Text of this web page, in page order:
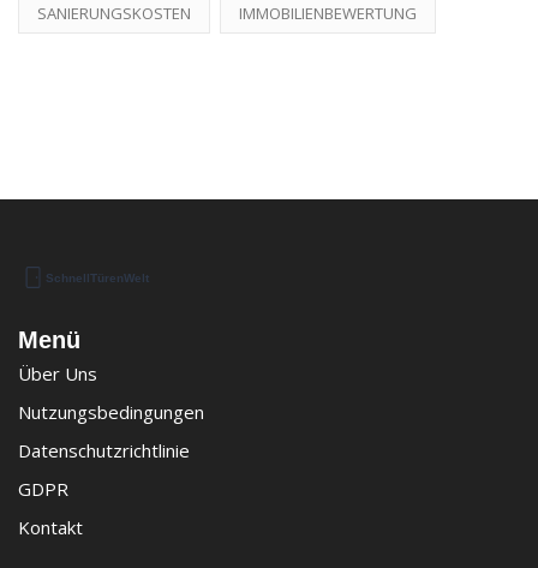
SANIERUNGSKOSTEN IMMOBILIENBEWERTUNG
Menü
Über Uns
Nutzungsbedingungen
Datenschutzrichtlinie
GDPR
Kontakt